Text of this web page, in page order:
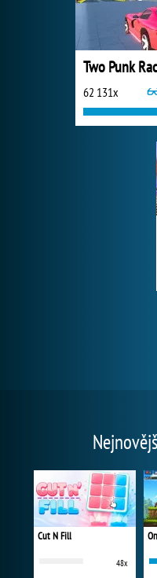
Two Punk
62 131x
Cut N Fill
48x